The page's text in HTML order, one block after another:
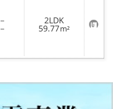
－
－
2LDK
59.77m² お
気
に
入
り